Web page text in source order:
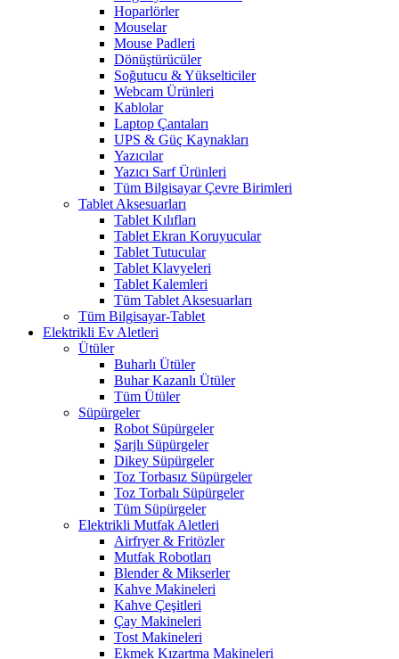
Hoparlörler
Mouselar
Mouse Padleri
Dönüştürücüler
Soğutucu & Yükselticiler
Webcam Ürünleri
Kablolar
Laptop Çantaları
UPS & Güç Kaynakları
Yazıcılar
Yazıcı Sarf Ürünleri
Tüm Bilgisayar Çevre Birimleri
Tablet Aksesuarları
Tablet Kılıfları
Tablet Ekran Koruyucular
Tablet Tutucular
Tablet Klavyeleri
Tablet Kalemleri
Tüm Tablet Aksesuarları
Tüm Bilgisayar-Tablet
Elektrikli Ev Aletleri
Ütüler
Buharlı Ütüler
Buhar Kazanlı Ütüler
Tüm Ütüler
Süpürgeler
Robot Süpürgeler
Şarjlı Süpürgeler
Dikey Süpürgeler
Toz Torbasız Süpürgeler
Toz Torbalı Süpürgeler
Tüm Süpürgeler
Elektrikli Mutfak Aletleri
Airfryer & Fritözler
Mutfak Robotları
Blender & Mikserler
Kahve Makineleri
Kahve Çeşitleri
Çay Makineleri
Tost Makineleri
Ekmek Kızartma Makineleri